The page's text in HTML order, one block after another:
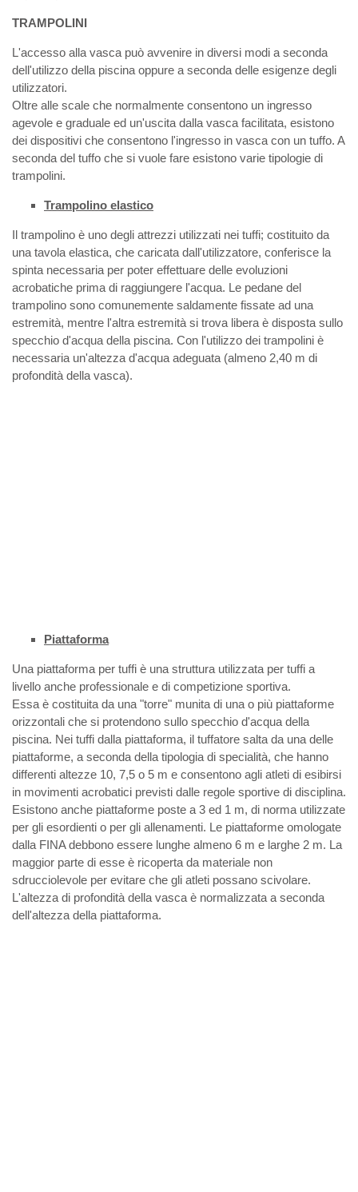
TRAMPOLINI
L'accesso alla vasca può avvenire in diversi modi a seconda
dell'utilizzo della piscina oppure a seconda delle esigenze degli
utilizzatori.
Oltre alle scale che normalmente consentono un ingresso
agevole e graduale ed un'uscita dalla vasca facilitata, esistono
dei dispositivi che consentono l'ingresso in vasca con un tuffo. A
seconda del tuffo che si vuole fare esistono varie tipologie di
trampolini.
Trampolino elastico
Il trampolino è uno degli attrezzi utilizzati nei tuffi; costituito da
una tavola elastica, che caricata dall'utilizzatore, conferisce la
spinta necessaria per poter effettuare delle evoluzioni
acrobatiche prima di raggiungere l'acqua. Le pedane del
trampolino sono comunemente saldamente fissate ad una
estremità, mentre l'altra estremità si trova libera è disposta sullo
specchio d'acqua della piscina. Con l'utilizzo dei trampolini è
necessaria un'altezza d'acqua adeguata (almeno 2,40 m di
profondità della vasca).
Piattaforma
Una piattaforma per tuffi è una struttura utilizzata per tuffi a
livello anche professionale e di competizione sportiva.
Essa è costituita da una "torre" munita di una o più piattaforme
orizzontali che si protendono sullo specchio d'acqua della
piscina. Nei tuffi dalla piattaforma, il tuffatore salta da una delle
piattaforme, a seconda della tipologia di specialità, che hanno
differenti altezze 10, 7,5 o 5 m e consentono agli atleti di esibirsi
in movimenti acrobatici previsti dalle regole sportive di disciplina.
Esistono anche piattaforme poste a 3 ed 1 m, di norma utilizzate
per gli esordienti o per gli allenamenti. Le piattaforme omologate
dalla FINA debbono essere lunghe almeno 6 m e larghe 2 m. La
maggior parte di esse è ricoperta da materiale non
sdrucciolevole per evitare che gli atleti possano scivolare.
L'altezza di profondità della vasca è normalizzata a seconda
dell'altezza della piattaforma.